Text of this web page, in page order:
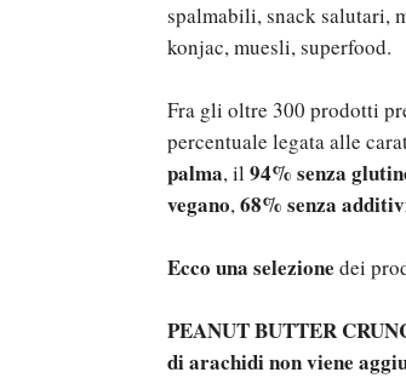
spalmabili, snack salutari,
konjac, muesli, superfood.
Fra gli oltre 300 prodotti
percentuale legata alle
palma, il 94% senza
vegano,68% senza
Ecco una selezione dei
PEANUT BUTTER
di arachidi non viene